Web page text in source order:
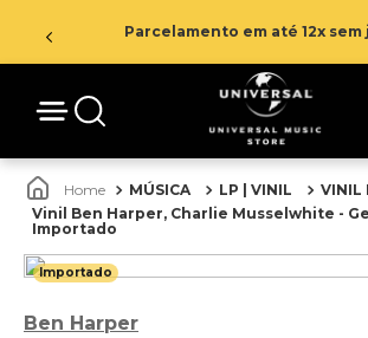
Parcelamento em até 12x sem
MÚSICA LP | VINIL
VINIL
Vinil Ben Harper, Charlie Musselwhite -
Importado
Importado
Ben Harper